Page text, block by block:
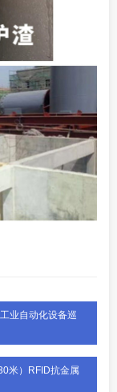
业自动化设备巡
米）RFID抗金属